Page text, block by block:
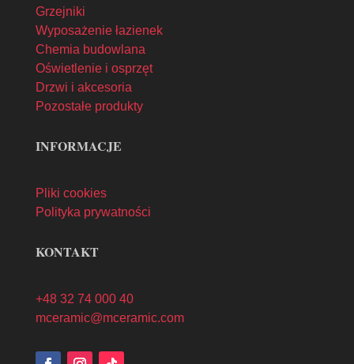
Grzejniki
Wyposażenie łazienek
Chemia budowlana
Oświetlenie i osprzęt
Drzwi i akcesoria
Pozostałe produkty
INFORMACJE
Pliki cookies
Polityka prywatności
KONTAKT
+48 32 74 000 40
mceramic@mceramic.com